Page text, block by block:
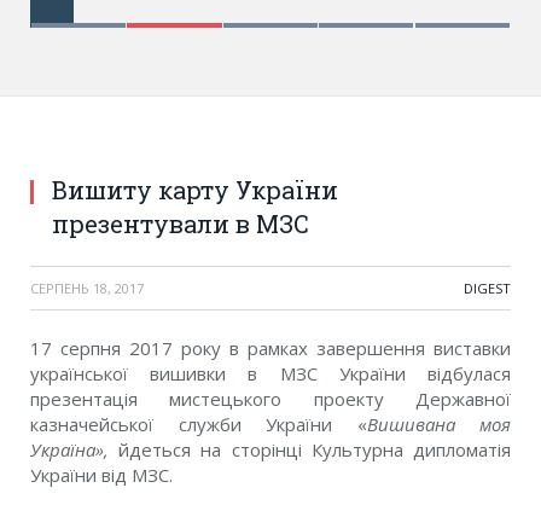
Вишиту карту України
презентували в МЗС
СЕРПЕНЬ 18, 2017 DIGEST
17 серпня 2017 року в рамках завершення виставки
української вишивки в МЗС України відбулася
презентація мистецького проекту Державної
казначейської служби України «Вишивана моя
Україна», йдеться на сторінці Культурна дипломатія
України від МЗС.